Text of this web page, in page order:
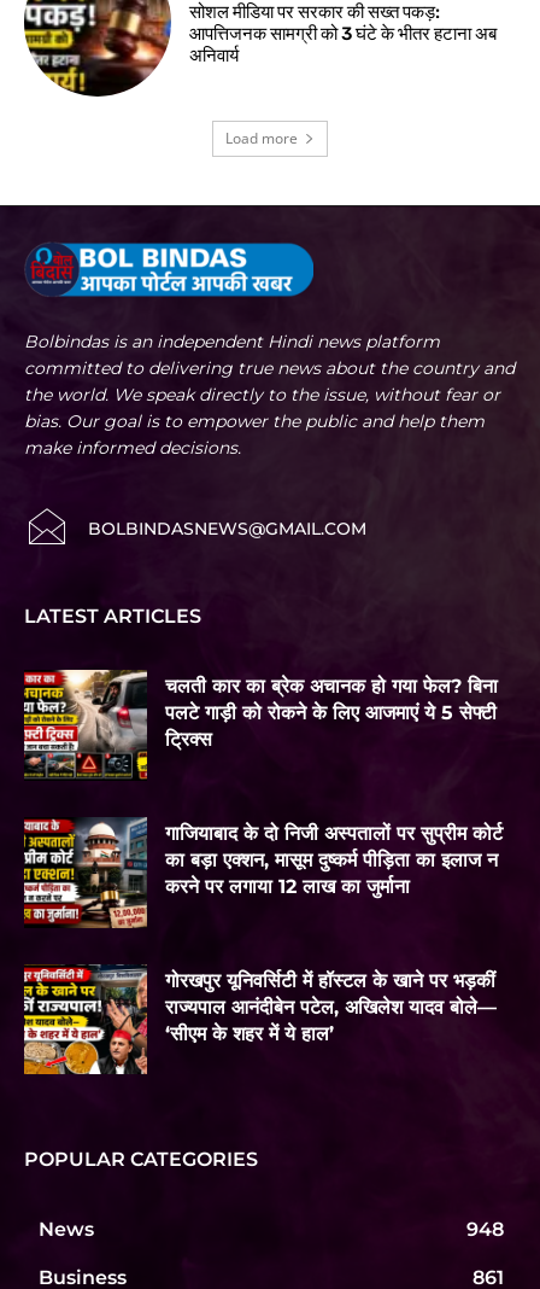
सोशल मीडिया पर सरकार की सख्त पकड़:
आपत्तिजनक सामग्री को 3 घंटे के भीतर हटाना अब
अनिवार्य
Load more
Bolbindas is an independent Hindi news platform
committed to delivering true news about the country and
the world. We speak directly to the issue, without fear or
bias. Our goal is to empower the public and help them
make informed decisions.
BOLBINDASNEWS@GMAIL.COM
LATEST ARTICLES
चलती कार का ब्रेक अचानक हो गया फेल? बिना
पलटे गाड़ी को रोकने के लिए आजमाएं ये 5 सेफ्टी
ट्रिक्स
गाजियाबाद के दो निजी अस्पतालों पर सुप्रीम कोर्ट
का बड़ा एक्शन, मासूम दुष्कर्म पीड़िता का इलाज न
करने पर लगाया 12 लाख का जुर्माना
गोरखपुर यूनिवर्सिटी में हॉस्टल के खाने पर भड़कीं
राज्यपाल आनंदीबेन पटेल, अखिलेश यादव बोले—
‘सीएम के शहर में ये हाल’
POPULAR CATEGORIES
News 948
Business 861